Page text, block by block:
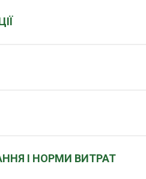
І НОРМИ ВИТРАТ